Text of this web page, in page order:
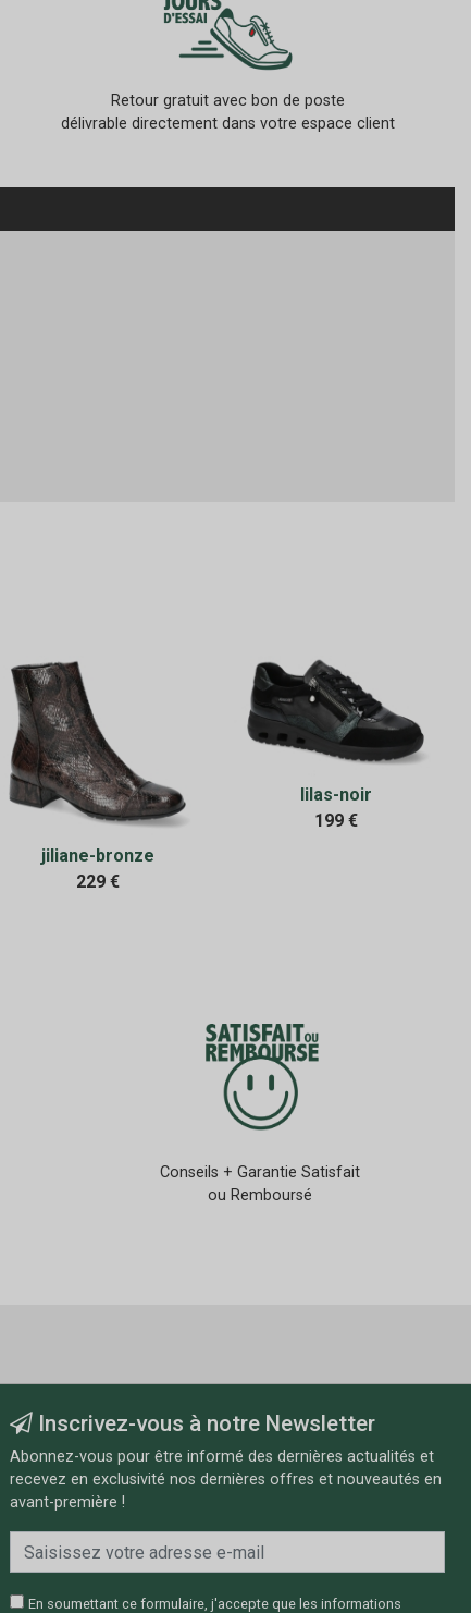
Retour gratuit avec bon de poste
délivrable directement dans votre espace client
jiliane-bronze
229 €
lilas-noir
199 €
Conseils + Garantie Satisfait
ou Remboursé
Inscrivez-vous à notre Newsletter
Abonnez-vous pour être informé des dernières actualités et
recevez en exclusivité nos dernières offres et nouveautés en
avant-première !
En soumettant ce formulaire, j'accepte que les informations